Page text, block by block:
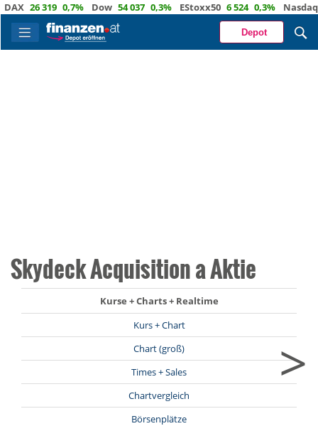
26 319 0,7% Dow 54 037 0,3% EStoxx50 6 524 0,3% Nasdaq 29
Depot
Skydeck Acquisition a Aktie
Kurse + Charts + Realtime
Kurs + Chart
Chart (groß)
Times + Sales
Chartvergleich
Börsenplätze
>